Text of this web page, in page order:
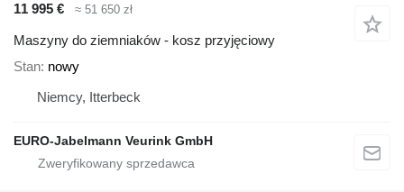
11 995 €
≈ 51 650 zł
Maszyny do ziemniaków - kosz przyjęciowy
Stan nowy
Niemcy, Itterbeck
EURO-Jabelmann Veurink GmbH